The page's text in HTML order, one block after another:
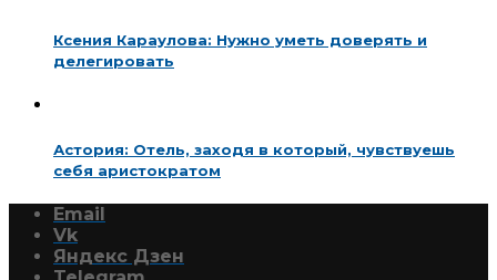
Ксения Караулова: Нужно уметь доверять и
делегировать
Астория: Отель, заходя в который, чувствуешь
себя аристократом
Email
Vk
Яндекс Дзен